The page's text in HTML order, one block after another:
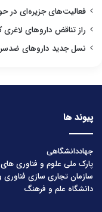
فعالیت‌های جزیره‌ای در
راز تناقض داروهای
نسل جدید داروهای
پیوند ها
جهاددانشگاهی
پارک ملی علوم و فناوری
سازمان تجاری سازی فناوری
دانشگاه علم و فرهنگ